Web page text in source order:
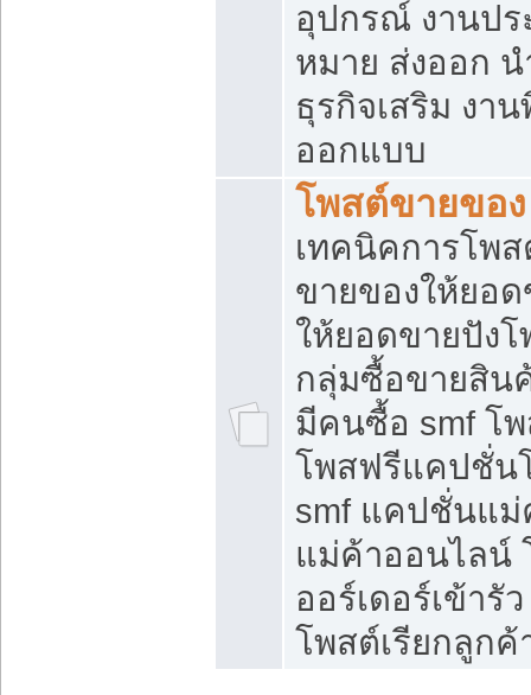
อุปกรณ์ งานป
หมาย ส่งออก น
ธุรกิจเสริม งา
ออกแบบ
โพสต์ขายของ
เทคนิคการโพ
ขายของให้ยอ
ให้ยอดขายปัง
กลุ่มซื้อขายสิน
มีคนซื้อ smf โ
โพสฟรีแคปชั่น
smf แคปชั่นแ
แม่ค้าออนไลน์
ออร์เดอร์เข้ารั
โพสต์เรียกลูกค้